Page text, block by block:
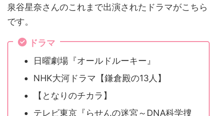
泉谷星奈さんのこれまで出演されたドラマがこちら
です。
ドラマ
日曜劇場『オールドルーキー』
NHK大河ドラマ【鎌倉殿の13人】
【となりのチカラ】
テレビ東京『らせんの迷宮～DNA科学捜